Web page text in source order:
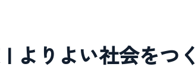
よりよい社会をつ